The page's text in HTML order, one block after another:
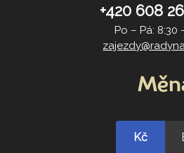
+420 608
Po – Pá: 8:30
Kč